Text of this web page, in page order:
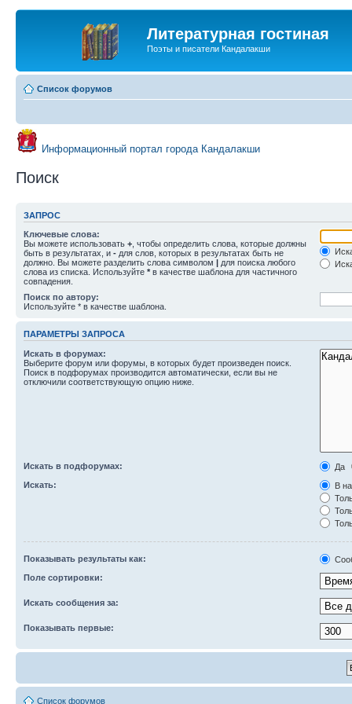
Литературная гостиная
Поэты и писатели Кандалакши
Список форумов
Информационный портал города Кандалакши
Поиск
ЗАПРОС
Ключевые слова:
Вы можете использовать + , чтобы определить слова, которые должны
быть в результатах, и - для слов, которых в результатах быть не
должно. Вы можете разделить слова символом | для поиска любого
слова из списка. Используйте * в качестве шаблона для частичного
совпадения.
Поиск по автору:
Используйте * в качестве шаблона.
ПАРАМЕТРЫ ЗАПРОСА
Искать в форумах:
Выберите форум или форумы, в которых будет произведен поиск.
Поиск в подфорумах производится автоматически, если вы не
отключили соответствующую опцию ниже.
Искать в подфорумах:
Да
Искать:
В
Показывать результаты как:
Поле сортировки:
Искать сообщения за:
Показывать первые:
Список форумов